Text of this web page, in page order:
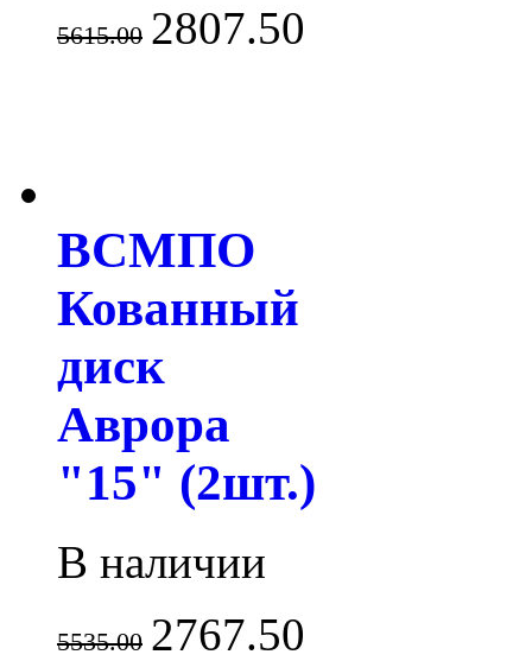
5615.00 2807.50
ВСМПО
Кованный
диск
Аврора
"15" (2шт.)
В наличии
5535.00 2767.50